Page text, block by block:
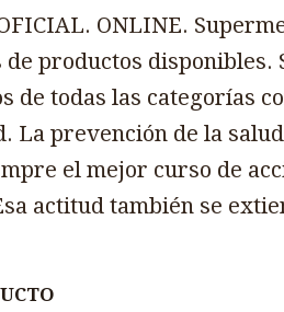
ONLINE.
productos disponibles.
de todas las categorías
La prevención de la
el mejor curso de
actitud también se